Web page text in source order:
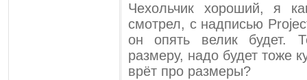
Чехольчик хороший, я
смотрел, с надписью
он опять велик будет.
размеру, надо будет тоже
врёт про размеры?